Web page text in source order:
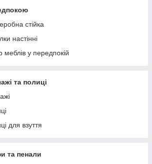
стійка
настінні
меблів у передпокій
та полиці
для взуття
та пенали